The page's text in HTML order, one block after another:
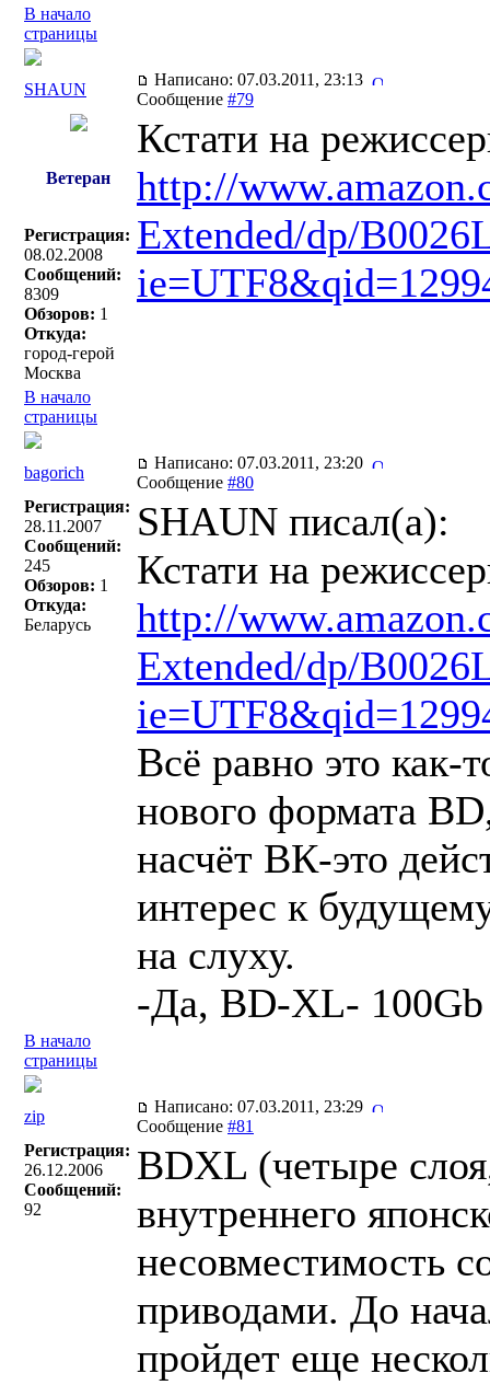
В начало
страницы
SHAUN
Написано: 07.03.2011, 23:13
Сообщение #79
Ветеран
Регистрация:
08.02.2008
Сообщений:
8309
Обзоров: 1
Откуда:
город-герой
Москва
Кстати на
http://
Extended/dp/
В начало
страницы
bagorich
Написано: 07.03.2011, 23:20
Сообщение #80
Регистрация:
28.11.2007
Сообщений:
245
Обзоров: 1
Откуда:
Беларусь
SHAUN писал(a):
Кстати на
http://
Extended/dp/
Всё равно это как-
нового формата
насчёт ВК-это
интерес к
на слуху.
-Да, BD-XL- 100Gb
В начало
страницы
zip
Написано: 07.03.2011, 23:29
Сообщение #81
Регистрация:
26.12.2006
Сообщений:
92
BDXL (четыре
внутреннего
несовместимость
приводами. До
пройдет еще